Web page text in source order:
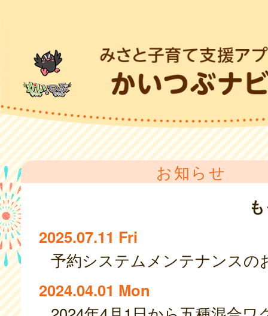
お知らせ
2025.07.11 Fri
予約システムメンテナンスの
2024.04.01 Mon